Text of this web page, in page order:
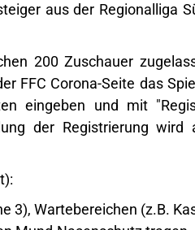
aus der Regionalliga
200 Zuschauer
FFC Corona-Seite das
eingeben und mit
der Registrierung wird
3), Wartebereichen (z.B.